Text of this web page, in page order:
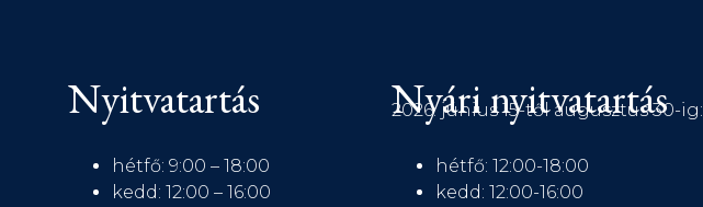
Nyitvatartás
hétfő: 9:00 – 18:00
kedd: 12:00 – 16:00
Nyári nyitvatartás
2026. június 15-től augusztus 30-ig:
hétfő: 12:00-18:00
kedd: 12:00-16:00